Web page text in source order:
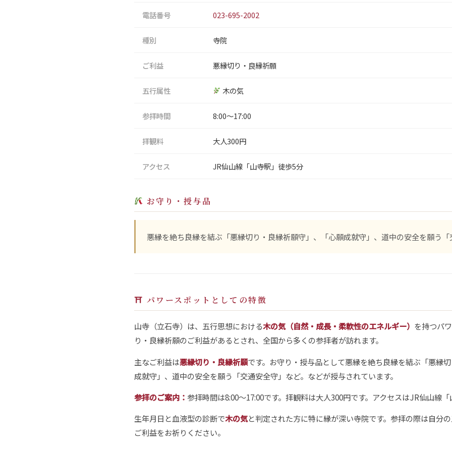
電話番号 023-695-2002
種別 寺院
ご利益 悪縁切り・良縁祈願
五行属性 木の気
参拝時間 8:00〜17:00
拝観料 大人300円
アクセス JR仙山線「山寺駅」徒歩5分
お守り・授与品
悪縁を絶ち良縁を結ぶ「悪縁切り・良縁祈願守」、「心願成就守」、道中の安全を願う
⛩ パワースポットとしての特徴
山寺（立石寺）は、五行思想における木の気（自然・成長・柔軟性のエネルギー） を持つパ
り・良縁祈願のご利益があるとされ、全国から多くの参拝者が訪れます。
主なご利益は悪縁切り・良縁祈願です。お守り・授与品として悪縁を絶ち良縁を結ぶ「悪縁
成就守」、道中の安全を願う「交通安全守」など。などが授与されています。
参拝のご案内： 参拝時間は8:00〜17:00です。拝観料は大人300円です。アクセスはJR仙山線
生年月日と血液型の診断で木の気と判定された方に特に縁が深い寺院です。参拝の際は自分
ご利益をお祈りください。